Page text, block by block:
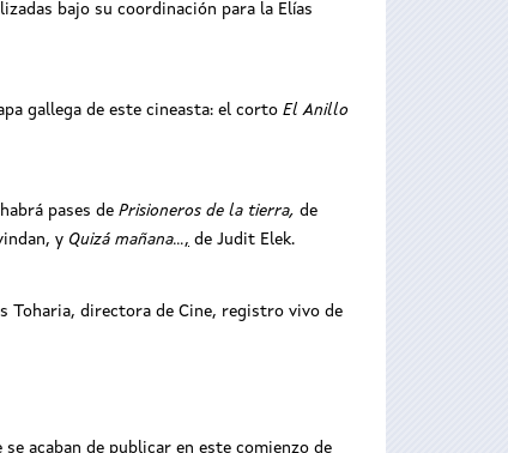
bajo su coordinación para la Elías
gallega de este cineasta: el corto El Anillo
pases de Prisioneros de la tierra, de
y Quizá mañana..., de Judit Elek.
Toharia, directora de Cine, registro vivo de
acaban de publicar en este comienzo de